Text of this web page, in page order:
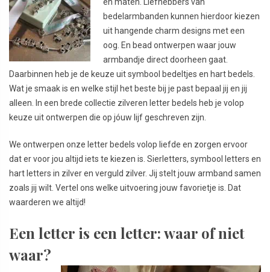
bedelarmbanden kunnen hierdoor kiezen
uit hangende charm designs met een
oog. En bead ontwerpen waar jouw
armbandje direct doorheen gaat.
Daarbinnen heb je de keuze uit symbool bedeltjes en hart bedels.
Wat je smaak is en welke stijl het beste bij je past bepaal jij en jij
alleen. In een brede collectie zilveren letter bedels heb je volop
keuze uit ontwerpen die op jóuw lijf geschreven zijn.
We ontwerpen onze letter bedels volop liefde en zorgen ervoor
dat er voor jou altijd iets te kiezen is. Sierletters, symbool letters en
hart letters in zilver en verguld zilver. Jij stelt jouw armband samen
zoals jij wilt. Vertel ons welke uitvoering jouw favorietje is. Dat
waarderen we altijd!
Een letter is een letter: waar of niet
waar?